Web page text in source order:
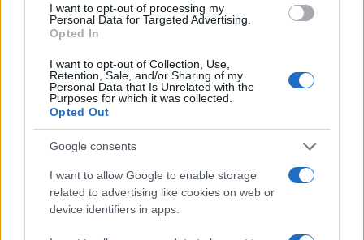
I want to opt-out of processing my
Personal Data for Targeted Advertising.
Opted In
I want to opt-out of Collection, Use,
Retention, Sale, and/or Sharing of my
Personal Data that Is Unrelated with the
Purposes for which it was collected.
Opted Out
Google consents
I want to allow Google to enable storage
related to advertising like cookies on web or
device identifiers in apps.
2000 /2000
Υποβολή σχολίου
Όροι Χρήσης . Το site προστατεύεται από reCAPTCHA, ισχύουν